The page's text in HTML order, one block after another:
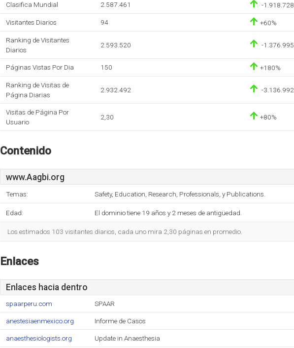
Clasifica Mundial 2.587.461 -1.918.728
Visitantes Diarios 94 +60%
Ranking de Visitantes
Diarios
2.593.520 -1.376.995
Páginas Vistas Por Dia 150 +180%
Ranking de Visitas de
Página Diarias
2.932.492 -3.136.992
Visitas de Página Por
Usuario
2,30 +80%
Contenido
www.Aagbi.org
Temas: Safety, Education, Research, Professionals, y Publications.
Edad: El dominio tiene 19 años y 2 meses de antigüedad.
Los estimados 103 visitantes diarios, cada uno mira 2,30 páginas en promedio.
Enlaces
Enlaces hacia dentro
spaarperu.com SPAAR
anestesiaenmexico.org Informe de Casos
anaesthesiologists.org Update in Anaesthesia